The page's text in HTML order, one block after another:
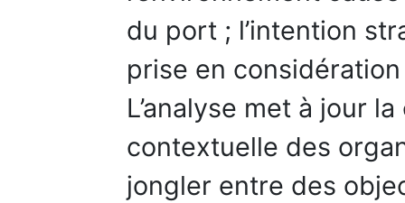
du port ; l’intention
prise en
L’analyse met à jour
contextuelle des
jongler entre des